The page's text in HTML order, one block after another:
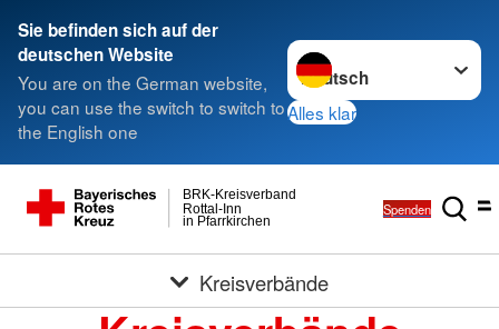
Sie befinden sich auf der
deutschen Website
You are on the German website,
you can use the switch to switch to
the English one
Sprache wechseln zu
Alles klar
in Pfarrkirchen
Rottal-Inn
BRK-Kreisverband
Spenden
Kreisverbände